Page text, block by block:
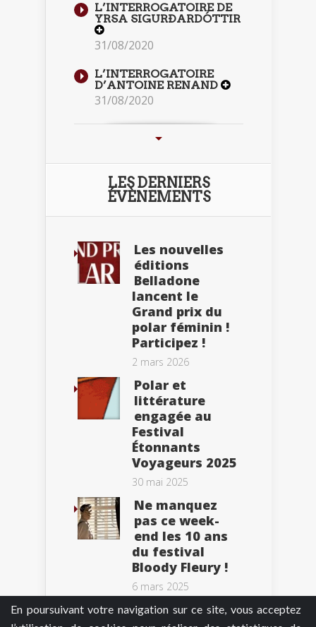
En poursuivant votre navigation sur ce site, vous acceptez
L’INTERROGATOIRE DE
YRSA SIGURÐARDÓTTIR
31/08/2020
L’INTERROGATOIRE
D’ANTOINE RENAND
31/08/2020
LES DERNIERS
ÉVÈNEMENTS
Les nouvelles
éditions
Belladone
lancent le
Grand prix du
polar féminin !
Participez !
2 mars 2026
Polar et
littérature
engagée au
Festival
Étonnants
Voyageurs 2025
30 mai 2025
Ne manquez
pas ce week-
end les 10 ans
du festival
Bloody Fleury !
6 mars 2025